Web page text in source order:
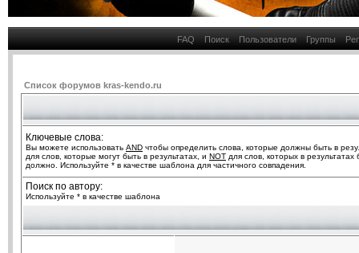
FAQ Поиск Пользователи Группы
Список форумов kras-kendo.ru
Ключевые слова:
Вы можете использовать AND чтобы определить слова, которые должны быть в
для слов, которые могут быть в результатах, и NOT для слов, которых в результатах
должно. Используйте * в качестве шаблона для частичного совпадения.
Поиск по автору:
Используйте * в качестве шаблона